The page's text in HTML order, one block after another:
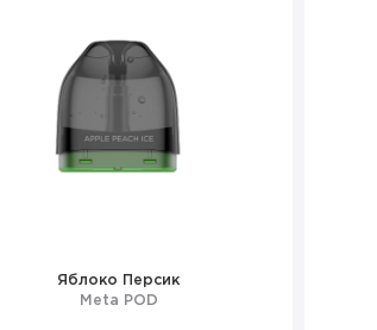
Яблоко Персик
Meta POD